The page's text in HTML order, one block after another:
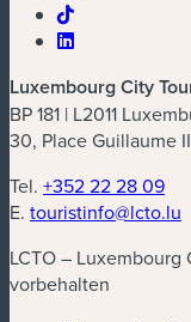
Luxembourg City
BP 181 | L2011
30, Place Guillaume
Tel. +352 22 28 09
E. touristinfo@lcto.lu
LCTO –
vorbehalten